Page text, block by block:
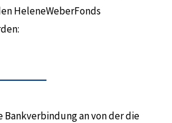
HeleneWeberFonds
Bankverbindung an von der die